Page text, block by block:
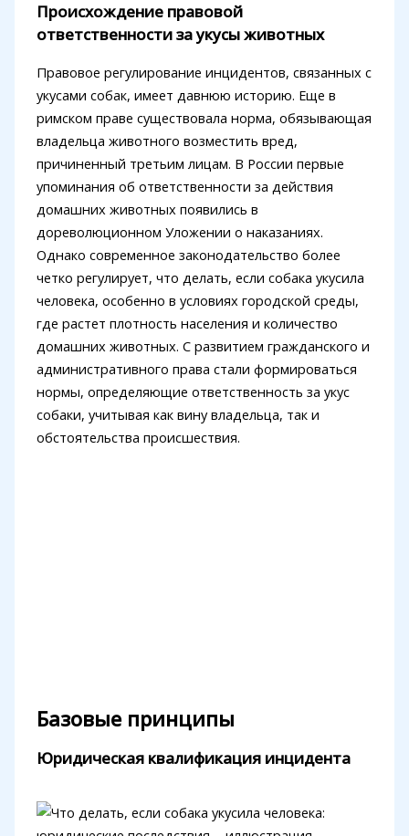
Происхождение правовой
ответственности за укусы животных
Правовое регулирование инцидентов, связанных с
укусами собак, имеет давнюю историю. Еще в
римском праве существовала норма, обязывающая
владельца животного возместить вред,
причиненный третьим лицам. В России первые
упоминания об ответственности за действия
домашних животных появились в
дореволюционном Уложении о наказаниях.
Однако современное законодательство более
четко регулирует, что делать, если собака укусила
человека, особенно в условиях городской среды,
где растет плотность населения и количество
домашних животных. С развитием гражданского и
административного права стали формироваться
нормы, определяющие ответственность за укус
собаки, учитывая как вину владельца, так и
обстоятельства происшествия.
Базовые принципы
Юридическая квалификация инцидента